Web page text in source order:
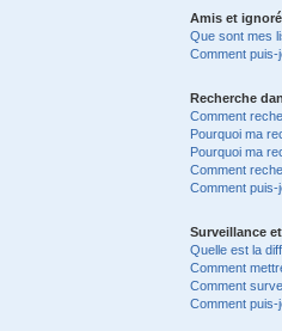
Amis et
Que sont mes
Comment puis-
Recherche
Comment
Pourquoi ma
Pourquoi ma
Comment
Comment
Surveillance
Quelle est la
Comment
Comment
Comment